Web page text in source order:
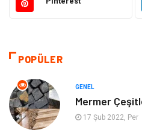
Gündem
Otomotiv
Yapı İnşaat
POPÜLER
GENEL
Mermer
17 Şub 2022, Per